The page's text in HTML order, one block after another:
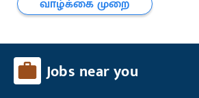
Jobs near you